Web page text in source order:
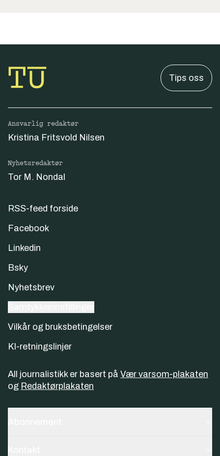
Tips oss
Ansvarlig redaktør
Kristina Fritsvold Nilsen
Nyhetsredaktør
Tor M. Nondal
RSS-feed forside
Facebook
Linkedin
Bsky
Nyhetsbrev
Vilkår og bruksbetingelser
KI-retningslinjer
All journalistikk er basert på Vær varsom-plakaten
og Redaktørplakaten